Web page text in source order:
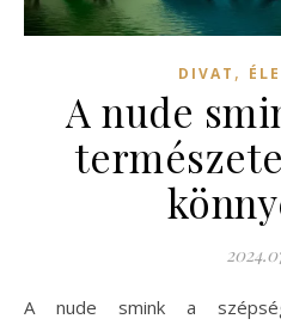
DIVAT ,
A nude
A nude smink a szépségápolás világában egyre